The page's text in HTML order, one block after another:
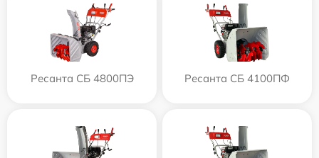
Ресанта СБ 4800ПЭ Ресанта СБ 4100ПФ